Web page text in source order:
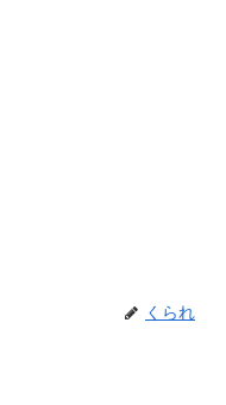
くられ